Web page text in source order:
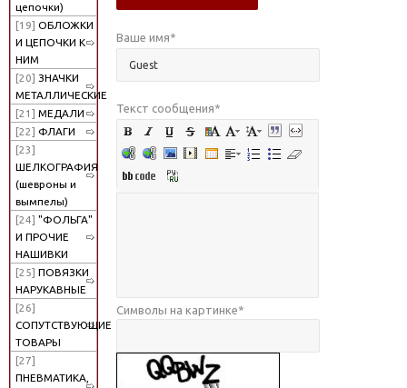
цепочки)
[19] ОБЛОЖКИ
И ЦЕПОЧКИ К
НИМ
[20] ЗНАЧКИ
МЕТАЛЛИЧЕСКИЕ
[21] МЕДАЛИ
[22] ФЛАГИ
[23]
ШЕЛКОГРАФИЯ
(шевроны и
вымпелы)
[24] "ФОЛЬГА"
И ПРОЧИЕ
НАШИВКИ
[25] ПОВЯЗКИ
НАРУКАВНЫЕ
[26]
СОПУТСТВУЮЩИЕ
ТОВАРЫ
[27]
ПНЕВМАТИКА,
Ваше имя*
Текст сообщения*
Символы на картинке*